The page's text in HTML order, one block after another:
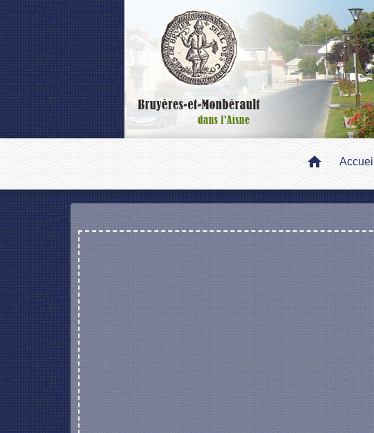
home Accueil